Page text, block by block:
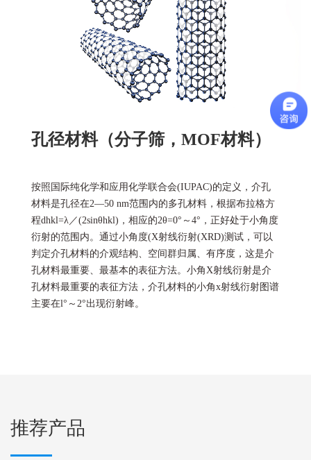
孔径材料（分子筛，MOF材料）
按照国际纯化学和应用化学联合会(IUPAC)的定义，介孔
材料是孔径在2—50 nm范围内的多孔材料，根据布拉格方
程dhkl=λ／(2sinθhkl)，相应的2θ=0°～4°，正好处于小角度
衍射的范围内。通过小角度(X射线衍射(XRD)测试，可以
判定介孔材料的介观结构、空间群归属、有序度，这是介
孔材料最重要、最基本的表征方法。小角X射线衍射是介
孔材料最重要的表征方法，介孔材料的小角x射线衍射图谱
主要在l°～2°出现衍射峰。
推荐产品